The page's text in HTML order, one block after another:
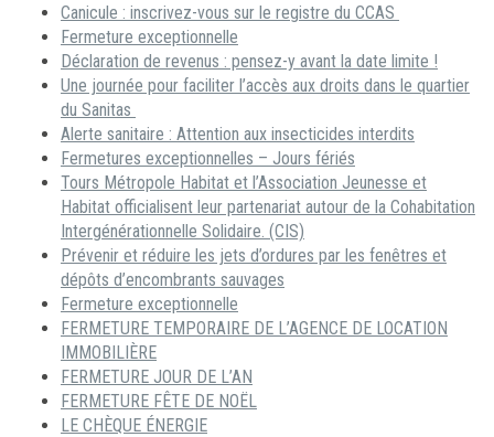
Canicule : inscrivez-vous sur le registre du CCAS
Fermeture exceptionnelle
Déclaration de revenus : pensez-y avant la date limite !
Une journée pour faciliter l’accès aux droits dans le quartier
du Sanitas
Alerte sanitaire : Attention aux insecticides interdits
Fermetures exceptionnelles – Jours fériés
Tours Métropole Habitat et l’Association Jeunesse et
Habitat officialisent leur partenariat autour de la Cohabitation
Intergénérationnelle Solidaire. (CIS)
Prévenir et réduire les jets d’ordures par les fenêtres et
dépôts d’encombrants sauvages
Fermeture exceptionnelle
FERMETURE TEMPORAIRE DE L’AGENCE DE LOCATION
IMMOBILIÈRE
FERMETURE JOUR DE L’AN
FERMETURE FÊTE DE NOËL
LE CHÈQUE ÉNERGIE